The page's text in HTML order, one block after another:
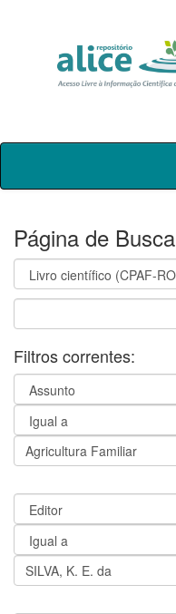
Skip
Página de Busca
Filtros correntes: